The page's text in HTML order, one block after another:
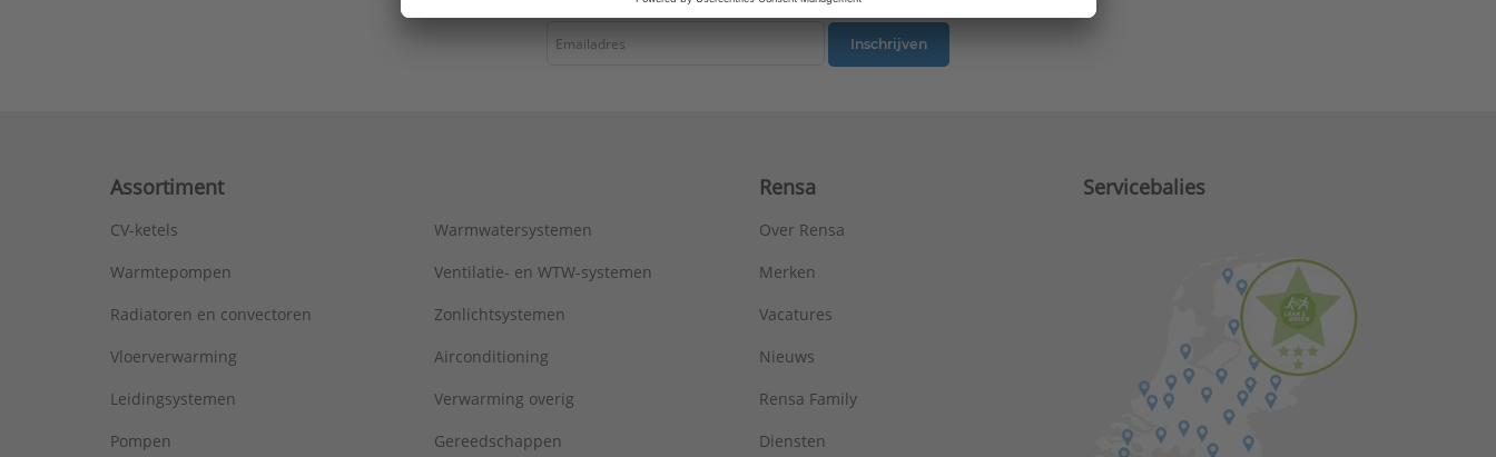
Inschrijven
Assortiment
CV-ketels
Warmtepompen
Radiatoren en convectoren
Vloerverwarming
Leidingsystemen
Pompen
Warmwatersystemen
Ventilatie- en WTW-systemen
Zonlichtsystemen
Airconditioning
Verwarming overig
Gereedschappen
Rensa
Over Rensa
Merken
Vacatures
Nieuws
Rensa Family
Diensten
Servicebalies